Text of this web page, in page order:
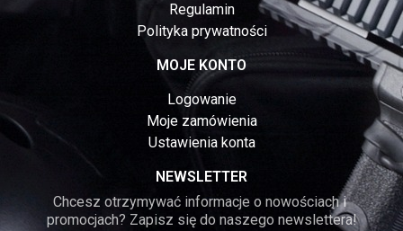
Regulamin
Polityka prywatności
MOJE KONTO
Logowanie
Moje zamówienia
Ustawienia konta
NEWSLETTER
Chcesz otrzymywać informacje o nowościach i
promocjach? Zapisz się do naszego newslettera!